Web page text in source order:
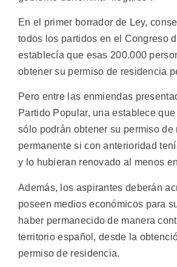
En el primer borrador de Ley,
todos los partidos en el Congreso
establecía que esas 200.000
obtener su permiso de residencia
Pero entre las enmiendas
Partido Popular, una establece
sólo podrán obtener su permiso de
permanente si con anterioridad
y lo hubieran renovado al menos
Además, los aspirantes deberán
poseen medios económicos para
haber permanecido de manera
territorio español, desde la
permiso de residencia.